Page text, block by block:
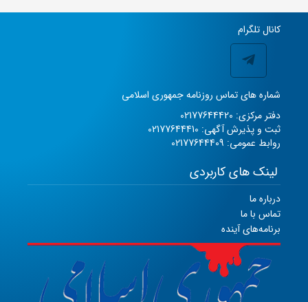
کانال تلگرام
شماره های تماس روزنامه جمهوری اسلامی
دفتر مرکزی: 02177644420
ثبت و پذیرش آگهی: 02177644410
روابط عمومی: 02177644409
لینک های کاربردی
درباره ما
تماس با ما
برنامه‌های آینده